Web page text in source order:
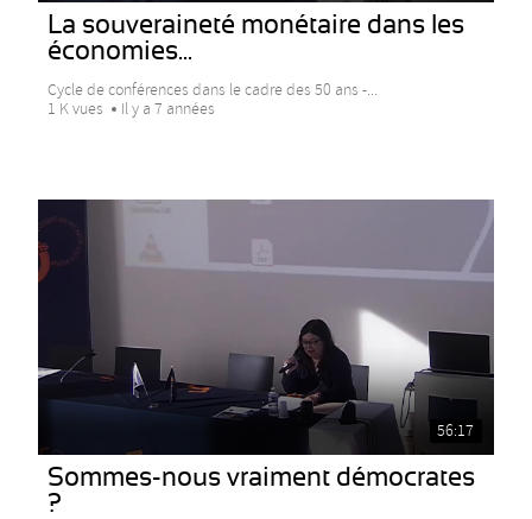
La souveraineté monétaire dans les
économies...
Cycle de conférences dans le cadre des 50 ans -...
1 K vues
Il y a 7 années
56:17
Sommes-nous vraiment démocrates
?